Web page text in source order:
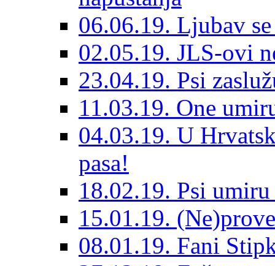
06.06.19. Ljubav
02.05.19. JLS-ovi
23.04.19. Psi
11.03.19. One
04.03.19. U
pasa!
18.02.19. Psi
15.01.19.
08.01.19. Fani